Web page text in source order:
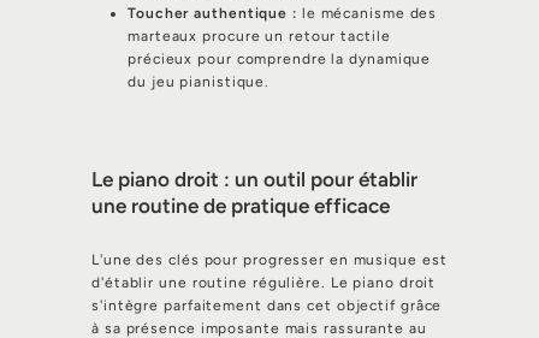
Toucher authentique : le mécanisme des
marteaux procure un retour tactile
précieux pour comprendre la dynamique
du jeu pianistique.
Le piano droit : un outil pour établir
une routine de pratique efficace
L'une des clés pour progresser en musique est
d'établir une routine régulière. Le piano droit
s'intègre parfaitement dans cet objectif grâce
à sa présence imposante mais rassurante au